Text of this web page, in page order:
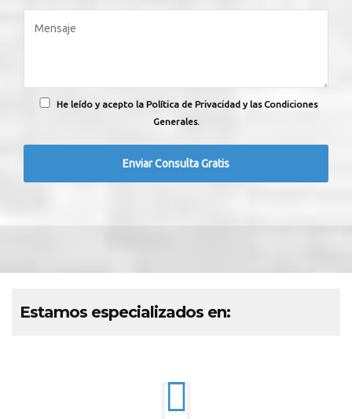
He leído y acepto la Política de Privacidad y las Condiciones
Generales.
Estamos especializados en: